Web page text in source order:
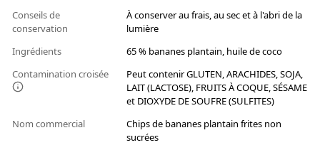
Conseils de
conservation
À conserver au frais, au sec et à l'abri de la
lumière
Ingrédients
65 % bananes plantain, huile de coco
Contamination croisée
Peut contenir GLUTEN, ARACHIDES, SOJA,
LAIT (LACTOSE), FRUITS À COQUE, SÉSAME
et DIOXYDE DE SOUFRE (SULFITES)
Nom commercial
Chips de bananes plantain frites non
sucrées